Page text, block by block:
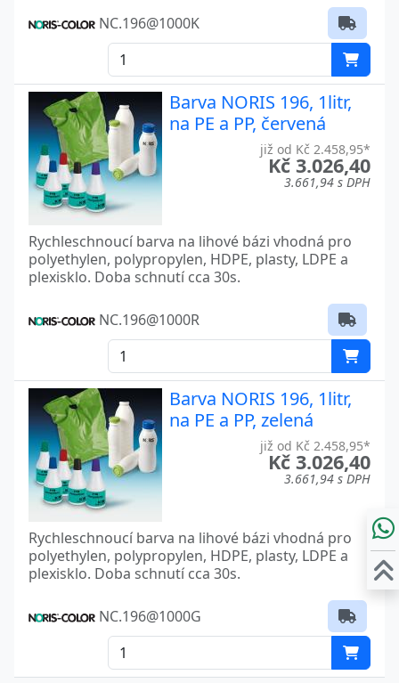
NC.196@1000K
Barva NORIS 196, 1litr,
na PE a PP, červená
již od Kč 2.458,95*
Kč 3.026,40
3.661,94 s DPH
Rychleschnoucí barva na lihové bázi vhodná pro
polyethylen, polypropylen, HDPE, plasty, LDPE a
plexisklo. Doba schnutí cca 30s.
NC.196@1000R
Barva NORIS 196, 1litr,
na PE a PP, zelená
již od Kč 2.458,95*
Kč 3.026,40
3.661,94 s DPH
Rychleschnoucí barva na lihové bázi vhodná pro
polyethylen, polypropylen, HDPE, plasty, LDPE a
plexisklo. Doba schnutí cca 30s.
NC.196@1000G